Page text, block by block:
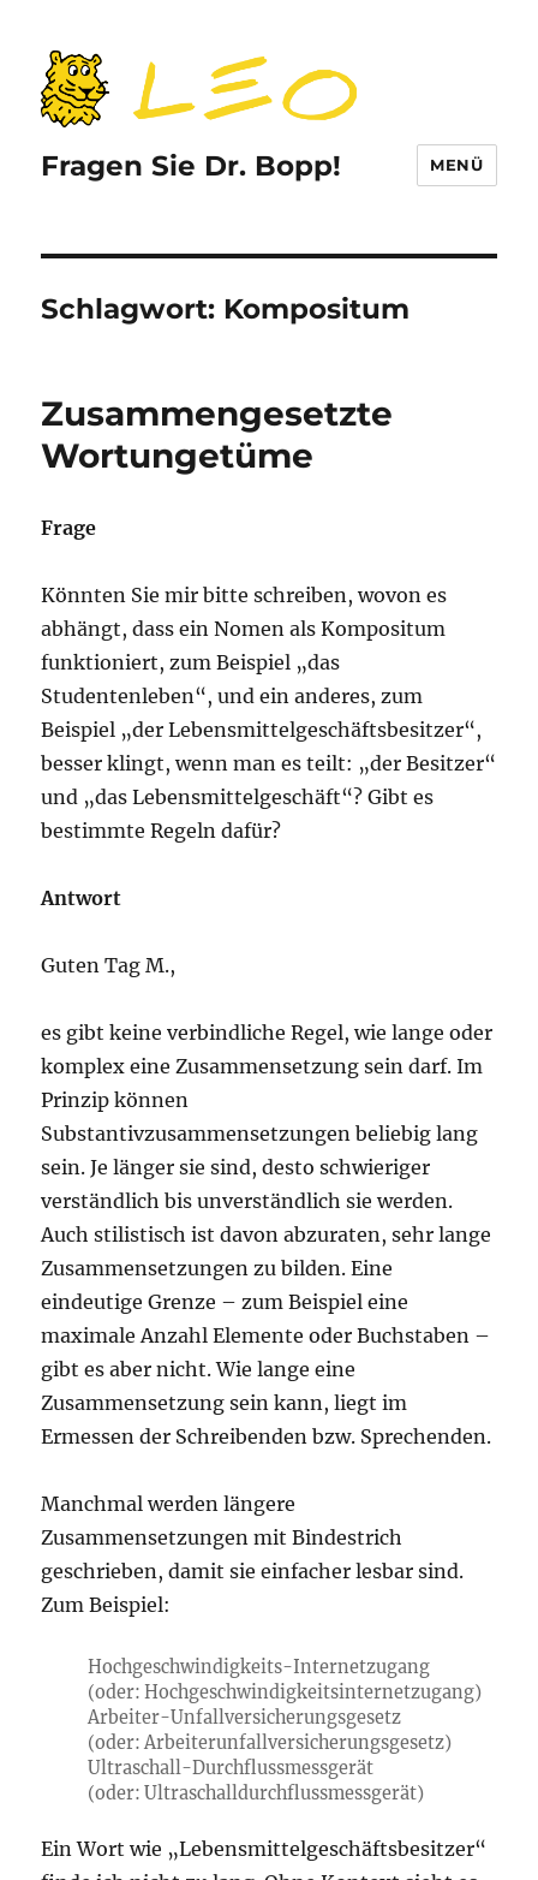
Fragen Sie Dr. Bopp! MENÜ
Schlagwort: Kompositum
Zusammengesetzte
Wortungetüme
Frage
Könnten Sie mir bitte schreiben, wovon es
abhängt, dass ein Nomen als Kompositum
funktioniert, zum Beispiel „das
Studentenleben“, und ein anderes, zum
Beispiel „der Lebensmittelgeschäftsbesitzer“,
besser klingt, wenn man es teilt: „der Besitzer“
und „das Lebensmittelgeschäft“? Gibt es
bestimmte Regeln dafür?
Antwort
Guten Tag M.,
es gibt keine verbindliche Regel, wie lange oder
komplex eine Zusammensetzung sein darf. Im
Prinzip können
Substantivzusammensetzungen beliebig lang
sein. Je länger sie sind, desto schwieriger
verständlich bis unverständlich sie werden.
Auch stilistisch ist davon abzuraten, sehr lange
Zusammensetzungen zu bilden. Eine
eindeutige Grenze – zum Beispiel eine
maximale Anzahl Elemente oder Buchstaben –
gibt es aber nicht. Wie lange eine
Zusammensetzung sein kann, liegt im
Ermessen der Schreibenden bzw. Sprechenden.
Manchmal werden längere
Zusammensetzungen mit Bindestrich
geschrieben, damit sie einfacher lesbar sind.
Zum Beispiel:
Hochgeschwindigkeits-Internetzugang
(oder: Hochgeschwindigkeitsinternetzugang)
Arbeiter-Unfallversicherungsgesetz
(oder: Arbeiterunfallversicherungsgesetz)
Ultraschall-Durchflussmessgerät
(oder: Ultraschalldurchflussmessgerät)
Ein Wort wie „Lebensmittelgeschäftsbesitzer“